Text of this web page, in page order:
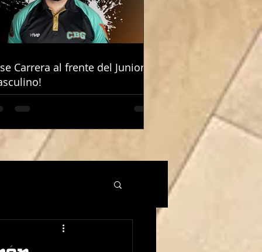
Carrera al frente del Junior
Carrera al frente del Junior